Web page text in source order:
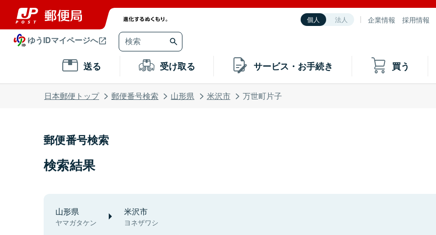
個人 法人 企業情報 採用情報
ゆうIDマイページへ
送る 受け取る サービス・お手続き 買う
日本郵便トップ 郵便番号検索 山形県 米沢市 万世町片子
郵便番号検索
検索結果
山形県
ヤマガタケン
米沢市
ヨネザワシ